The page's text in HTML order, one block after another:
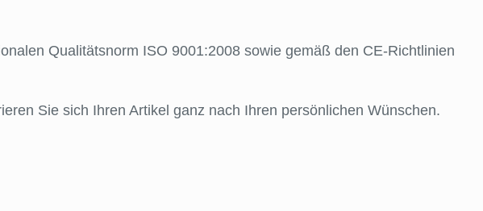
Qualitätsnorm ISO 9001:2008 sowie gemäß den CE-Richtlinien
Sie sich Ihren Artikel ganz nach Ihren persönlichen Wünschen.